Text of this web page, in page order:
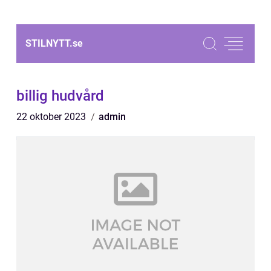
STILNYTT.se
billig hudvård
22 oktober 2023 admin